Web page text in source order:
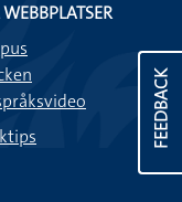
FEEDBACK